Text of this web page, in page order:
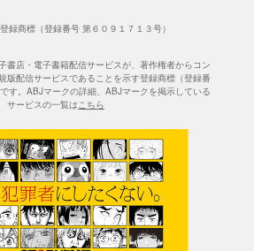
書店・電子書籍配信サービスが、著作権者からコン
版配信サービスであることを示す登録商標（登録番
す。ABJマークの詳細、ABJマークを掲示している
サービスの一覧はこちら